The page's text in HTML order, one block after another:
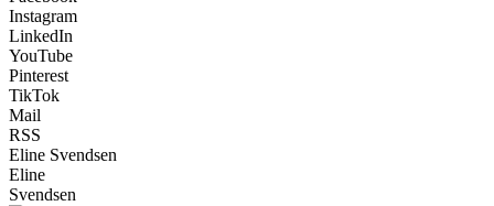
Instagram
LinkedIn
YouTube
Pinterest
TikTok
Mail
RSS
Eline Svendsen
Eline
Svendsen